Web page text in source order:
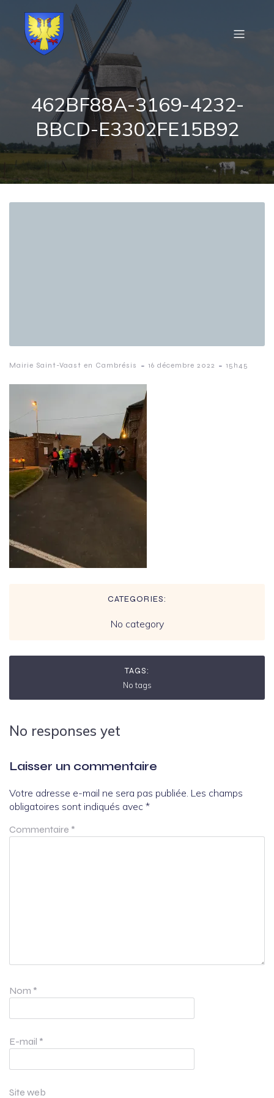
462BF88A-3169-4232-
BBCD-E3302FE15B92
Mairie Saint-Vaast en Cambrésis - 16 décembre 2022 - 15h45
CATEGORIES:
No category
TAGS:
No tags
No responses yet
Laisser un commentaire
Votre adresse e-mail ne sera pas publiée. Les champs
obligatoires sont indiqués avec *
Commentaire *
Nom *
E-mail *
Site web